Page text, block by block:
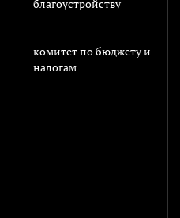
благоустройству
комитет по бюджету и
налогам